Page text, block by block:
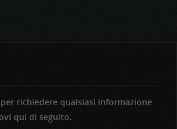
richiedere qualsiasi informazione
qui di seguito.